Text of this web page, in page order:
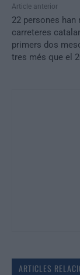
Article anterior
22 persones han
carreteres
primers dos
tres més que el
ARTICLES